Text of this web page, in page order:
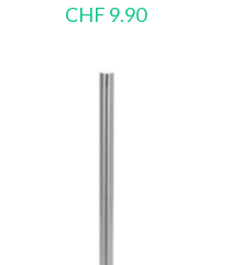
CHF 9.90